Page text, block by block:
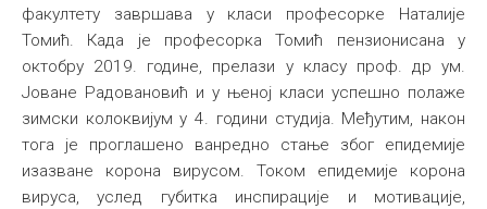
факултету завршава у класи професорке Наталије
Томић. Када је професорка Томић пензионисана у
октобру 2019. године, прелази у класу проф. др ум.
Јоване Радовановић и у њеној класи успешно полаже
зимски колоквијум у 4. години студија. Међутим, након
тога је проглашено ванредно стање због епидемије
изазване корона вирусом. Током епидемије корона
вируса, услед губитка инспирације и мотивације,